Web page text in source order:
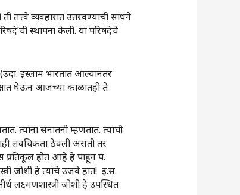
तत्त्वे व्यवहारात उतरवण्याची साधने
स्थापना केली. या परिषदेचे
इस्लाम भारतात आल्यानंतर
घेऊन आजच्या काळातही ते
त्यांना सनातनी म्हणतात. त्यांची
लवचिकता ठेवली असती तर
प्रतिकूल होत आहे हे पाहून पं.
जोशी हे त्यांचे उजवे हात! इ.स.
लक्ष्मणशास्त्री जोशी हे उपस्थित